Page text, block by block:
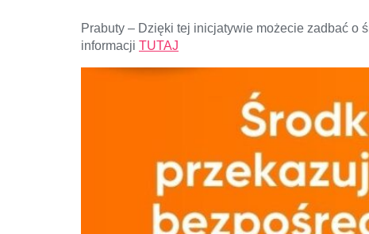
Prabuty – Dzięki tej inicjatywie możecie zadbać o
informacji TUTAJ